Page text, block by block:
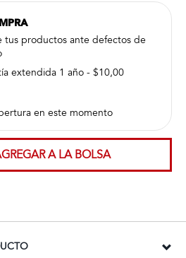
tus productos ante defectos de
extendida 1 año - $10,00
en este momento
A LA BOLSA